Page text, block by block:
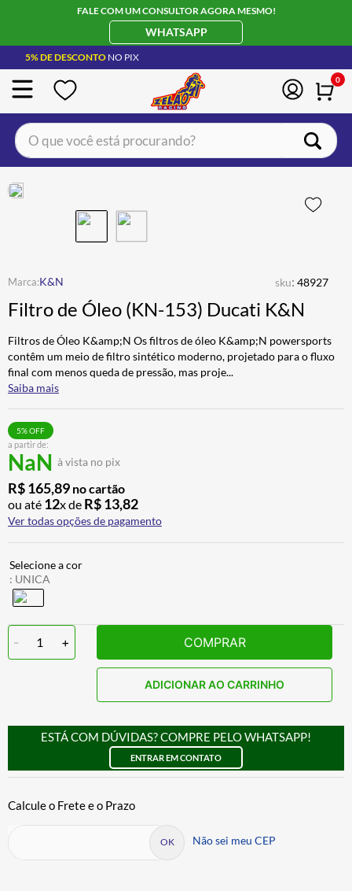
FALE COM UM CONSULTOR AGORA MESMO!
WHATSAPP
5% DE DESCONTO NO PIX
0
O que você está procurando?
K&N sku: 48927
Filtro de Óleo (KN-153) Ducati K&N
Filtros de Óleo K&amp;N Os filtros de óleo K&amp;N powersports
contêm um meio de filtro sintético moderno, projetado para o fluxo
final com menos queda de pressão, mas proje...
Saiba mais
a partir de:
NaN à vista no pix
5% OFF
R$165,89 no cartão
ou até 12x de R$13,82
Ver todas opções de pagamento
: UNICA
- 1 + COMPRAR
ADICIONAR AO CARRINHO
ESTÁ COM DÚVIDAS? COMPRE PELO WHATSAPP!
ENTRAR EM CONTATO
Não sei meu CEP
BOTA
4º ÓCULOS SOLAR
5º LUVA
6º ALPINESTAR
7º BAU
8º CALÇA
9º
10º